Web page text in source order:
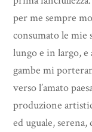
per me sempre
consumato le
lungo e in largo,
gambe mi
verso l’amato
produzione
ed uguale,